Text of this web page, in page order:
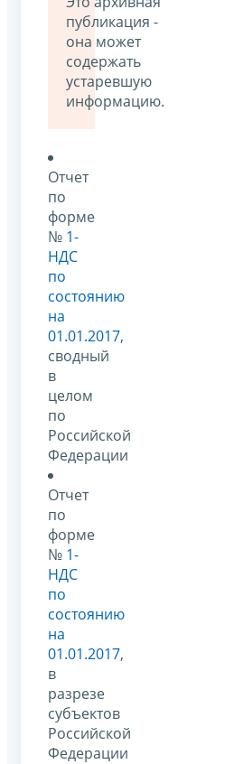
публикация -
она может
содержать
устаревшую
информацию.
Отчет
по
форме
№ 1-
НДС
по
состоянию
на
01.01.2017,
сводный
в
целом
по
Российской
Федерации
Отчет
по
форме
№ 1-
НДС
по
состоянию
на
01.01.2017,
в
разрезе
субъектов
Российской
Федерации